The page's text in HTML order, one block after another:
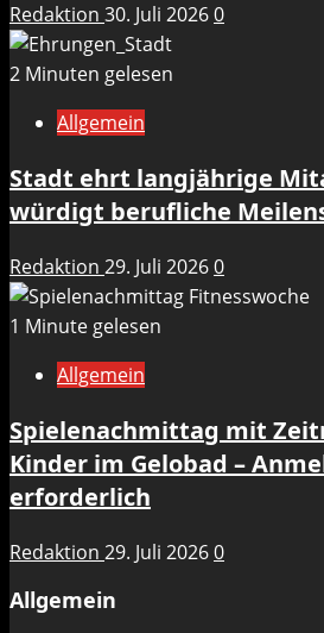
Redaktion 30. Juli 20260
2 Minuten gelesen
Allgemein
Stadt ehrt langjährige
würdigt berufliche
Redaktion 29. Juli 20260
1 Minute gelesen
Allgemein
Spielenachmittag mit
Kinder im Gelobad –
erforderlich
Redaktion 29. Juli 20260
Allgemein